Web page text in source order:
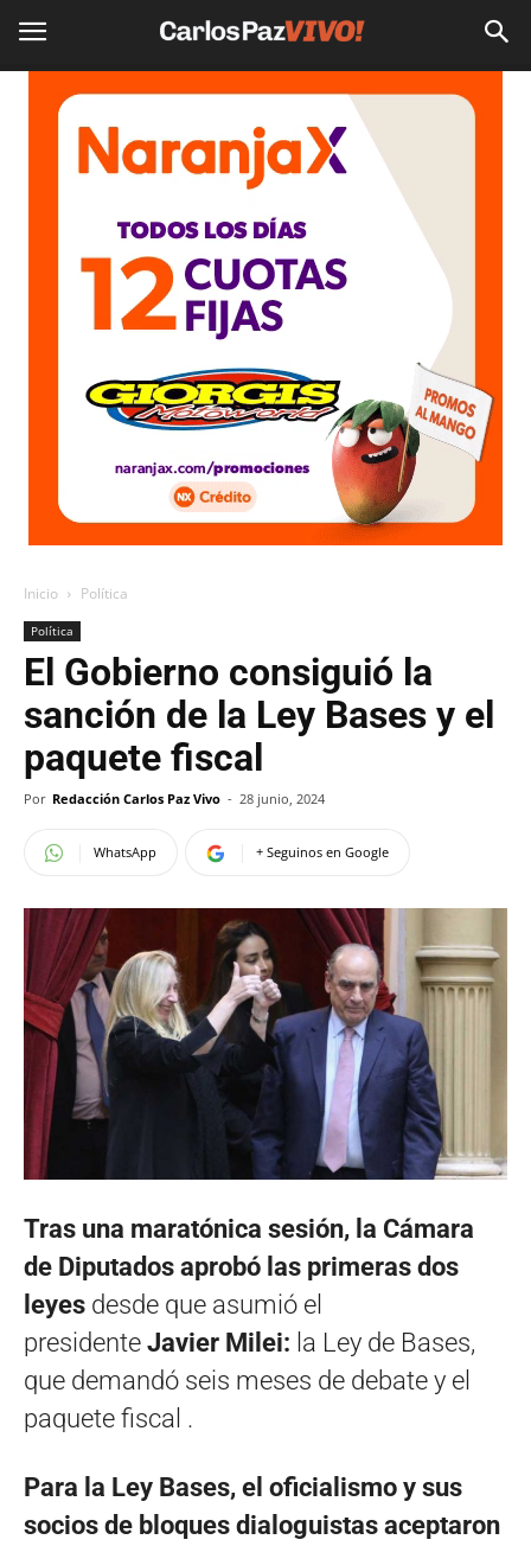
Inicio Política
Política
El Gobierno consiguió la
sanción de la Ley Bases y el
paquete fiscal
Por Redacción Carlos Paz Vivo - 28 junio, 2024
WhatsApp + Seguinos en Google
Tras una maratónica sesión, la Cámara
de Diputados aprobó las primeras dos
leyes desde que asumió el
presidente Javier Milei: la Ley de Bases,
que demandó seis meses de debate y el
paquete fiscal .
Para la Ley Bases, el oficialismo y sus
socios de bloques dialoguistas aceptaron